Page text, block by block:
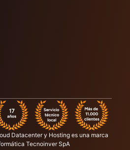
Datacenter y Hosting es una marca
Tecnoinver SpA